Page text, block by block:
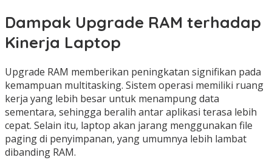
Dampak Upgrade RAM terhadap
Kinerja Laptop
Upgrade RAM memberikan peningkatan signifikan pada
kemampuan multitasking. Sistem operasi memiliki ruang
kerja yang lebih besar untuk menampung data
sementara, sehingga beralih antar aplikasi terasa lebih
cepat. Selain itu, laptop akan jarang menggunakan file
paging di penyimpanan, yang umumnya lebih lambat
dibanding RAM.